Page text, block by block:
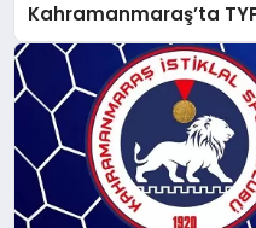
Kahramanmaraş’ta